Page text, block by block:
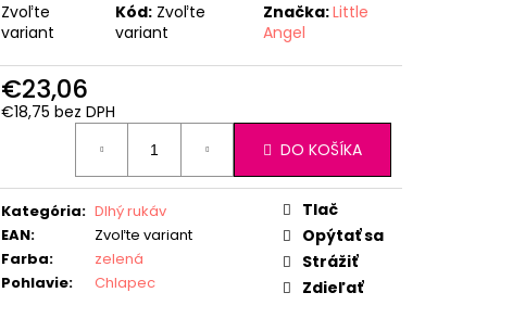
Zvoľte
variant
Kód: Zvoľte
variant
Značka:Little
Angel
€23,06
€18,75 bez DPH
DO KOŠÍKA
Kategória: Dlhý rukáv
EAN:
Zvoľte variant
Farba:
zelená
Pohlavie: Chlapec
Tlač
Opýtať sa
Strážiť
Zdieľať